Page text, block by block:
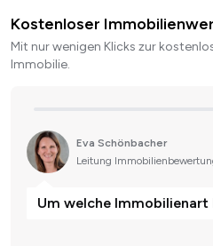
Kostenloser
Mit nur wenigen Klicks zur
Immobilie.